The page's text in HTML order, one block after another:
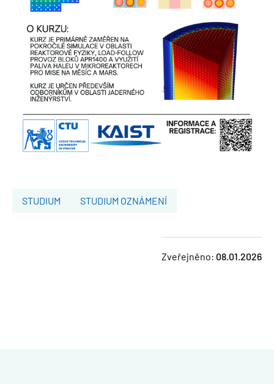
STUDIUM STUDIUM OZNÁMENÍ
Zveřejněno: 08.01.2026